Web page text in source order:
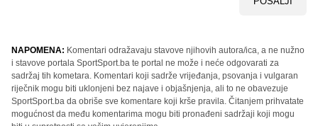
NAPOMENA: Komentari odražavaju stavove njihovih autora/ica, a ne nužno
i stavove portala SportSport.ba te portal ne može i neće odgovarati za
sadržaj tih kometara. Komentari koji sadrže vrijeđanja, psovanja i vulgaran
riječnik mogu biti uklonjeni bez najave i objašnjenja, ali to ne obavezuje
SportSport.ba da obriše sve komentare koji krše pravila. Čitanjem prihvatate
mogućnost da među komentarima mogu biti pronađeni sadržaji koji mogu